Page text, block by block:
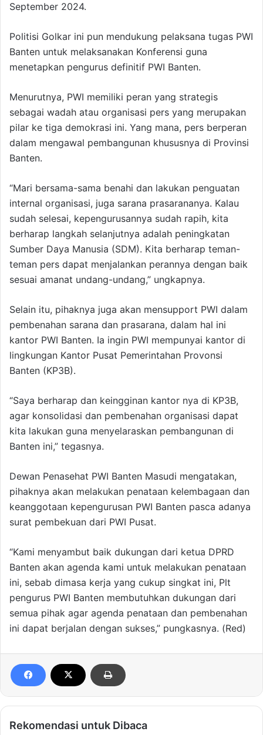
September 2024.
Politisi Golkar ini pun mendukung pelaksana tugas PWI
Banten untuk melaksanakan Konferensi guna
menetapkan pengurus definitif PWI Banten.
Menurutnya, PWI memiliki peran yang strategis
sebagai wadah atau organisasi pers yang merupakan
pilar ke tiga demokrasi ini. Yang mana, pers berperan
dalam mengawal pembangunan khususnya di Provinsi
Banten.
“Mari bersama-sama benahi dan lakukan penguatan
internal organisasi, juga sarana prasarananya. Kalau
sudah selesai, kepengurusannya sudah rapih, kita
berharap langkah selanjutnya adalah peningkatan
Sumber Daya Manusia (SDM). Kita berharap teman-
teman pers dapat menjalankan perannya dengan baik
sesuai amanat undang-undang,” ungkapnya.
Selain itu, pihaknya juga akan mensupport PWI dalam
pembenahan sarana dan prasarana, dalam hal ini
kantor PWI Banten. Ia ingin PWI mempunyai kantor di
lingkungan Kantor Pusat Pemerintahan Provonsi
Banten (KP3B).
“Saya berharap dan keingginan kantor nya di KP3B,
agar konsolidasi dan pembenahan organisasi dapat
kita lakukan guna menyelaraskan pembangunan di
Banten ini,” tegasnya.
Dewan Penasehat PWI Banten Masudi mengatakan,
pihaknya akan melakukan penataan kelembagaan dan
keanggotaan kepengurusan PWI Banten pasca adanya
surat pembekuan dari PWI Pusat.
“Kami menyambut baik dukungan dari ketua DPRD
Banten akan agenda kami untuk melakukan penataan
ini, sebab dimasa kerja yang cukup singkat ini, Plt
pengurus PWI Banten membutuhkan dukungan dari
semua pihak agar agenda penataan dan pembenahan
ini dapat berjalan dengan sukses,” pungkasnya. (Red)
Rekomendasi untuk Dibaca